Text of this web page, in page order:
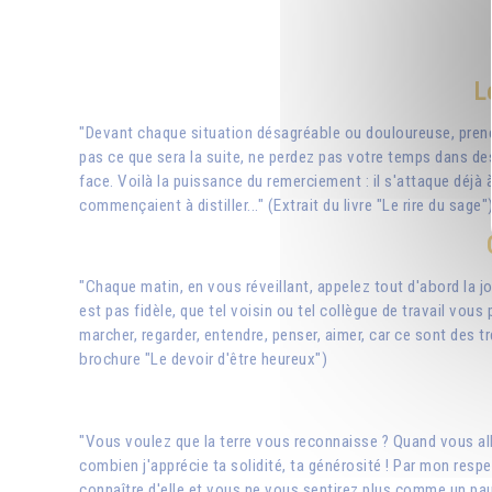
"Devant chaque situation désagréable ou douloureuse,
pas ce que sera la suite, ne perdez pas votre temps dans
face. Voilà la puissance du remerciement : il s'attaque
commençaient à distiller..." (Extrait du livre "Le rire du sage")
"Chaque matin, en vous réveillant, appelez tout d'abord la
est pas fidèle, que tel voisin ou tel collègue de travail vous
marcher, regarder, entendre, penser, aimer, car ce sont
brochure "Le devoir d'être heureux")
"Vous voulez que la terre vous reconnaisse ? Quand vous
combien j'apprécie ta solidité, ta générosité ! Par mon